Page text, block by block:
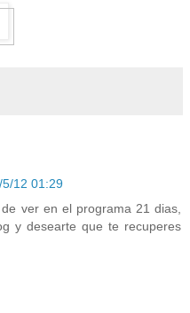
5/12 01:29
ver en el programa 21 dias,
y desearte que te recuperes